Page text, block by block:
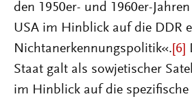
den 1950er- und 1960er-
USA im Hinblick auf die DDR
Nichtanerkennungspolitik«. [6]
Staat galt als sowjetischer
im Hinblick auf die spezifische